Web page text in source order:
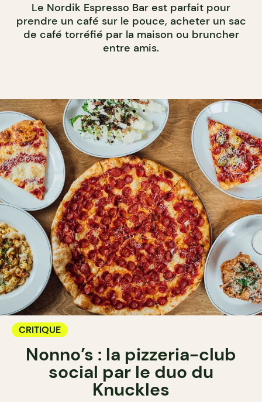
Le Nordik Espresso Bar est parfait pour
prendre un café sur le pouce, acheter un sac
de café torréfié par la maison ou bruncher
entre amis.
CRITIQUE
Nonno’s : la pizzeria-club
social par le duo du
Knuckles